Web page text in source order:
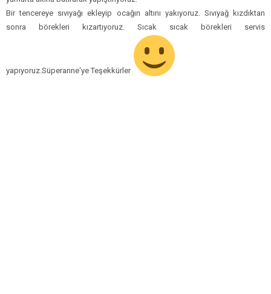
Bir tencereye sıvıyağı ekleyip ocağın altını yakıyoruz. Sıvıyağ kızdıktan
sonra börekleri kızartıyoruz. Sıcak sıcak börekleri servis
yapıyoruz.Süperanne‘ye Teşekkürler